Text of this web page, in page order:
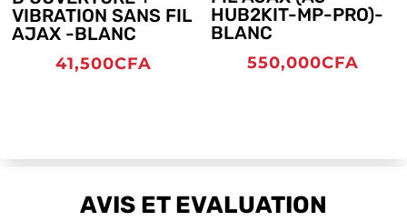
VIBRATION SANS FIL
AJAX -BLANC
41,500CFA
HUB2KIT-MP-PRO)-
BLANC
550,000CFA
AVIS ET EVALUATION